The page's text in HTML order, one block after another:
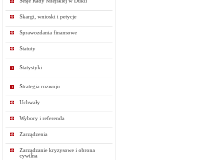
Skargi, wnioski i petycje
Sprawozdania finansowe
Statuty
Statystyki
Strategia rozwoju
Uchwały
Wybory i referenda
Zarządzenia
Zarządzanie kryzysowe i obrona
cywilna